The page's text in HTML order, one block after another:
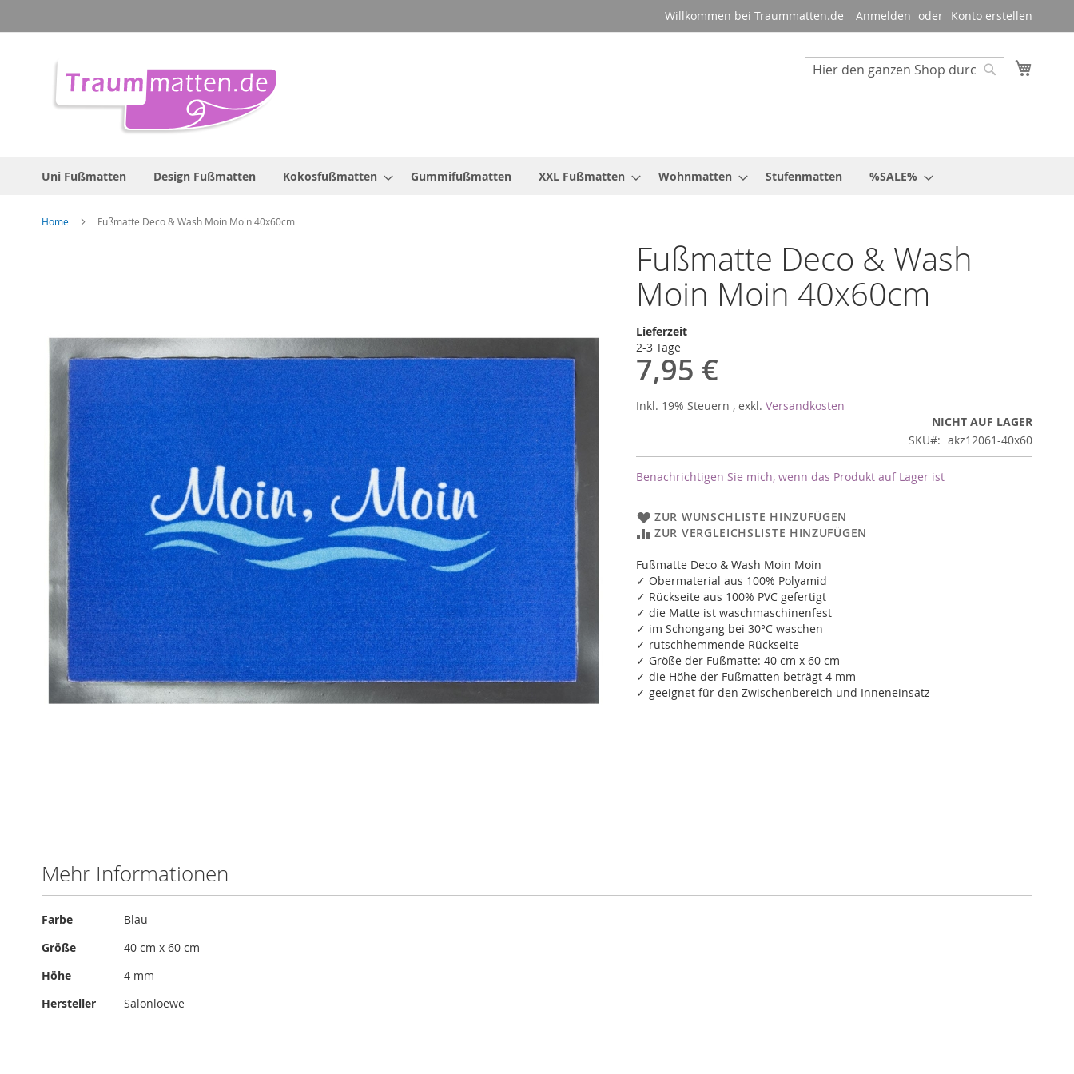
zum
Willkommen bei Traummatten.de Anmelden Konto erstellen
Suche
Uni Fußmatten Design Fußmatten Kokosfußmatten Gummifußmatten XXL Fußmatten Wohnmatten Stufenmatten %SALE%
Home Fußmatte Deco & Wash Moin Moin 40x60cm
Fußmatte Deco & Wash
Moin Moin 40x60cm
Lieferzeit
2-3 Tage
7,95 €
Inkl. 19% Steuern , exkl. Versandkosten
NICHT AUF LAGER
SKU
akz12061-40x60
Benachrichtigen Sie mich, wenn das Produkt auf Lager ist
ZUR WUNSCHLISTE HINZUFÜGEN
ZUR VERGLEICHSLISTE HINZUFÜGEN
Fußmatte Deco & Wash Moin Moin
✓ Obermaterial aus 100% Polyamid
✓ Rückseite aus 100% PVC gefertigt
✓ die Matte ist waschmaschinenfest
✓ im Schongang bei 30°C waschen
✓ rutschhemmende Rückseite
✓ Größe der Fußmatte: 40 cm x 60 cm
✓ die Höhe der Fußmatten beträgt 4 mm
✓ geeignet für den Zwischenbereich und Inneneinsatz
springen
Mehr Informationen
Mehr
Farbe
Blau
Größe
40 cm x 60 cm
Höhe
4 mm
Hersteller
Salonloewe